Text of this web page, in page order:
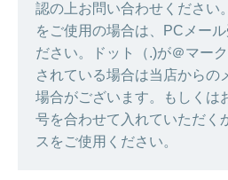
認の上お問い合わせください
をご使用の場合は、PCメー
ださい。ドット（.)が＠マー
されている場合は当店からの
場合がございます。もしくは
号を合わせて入れていただく
スをご使用ください。